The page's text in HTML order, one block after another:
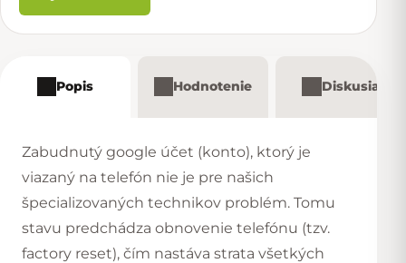
Popis Hodnotenie Diskusia
Zabudnutý google účet (konto), ktorý je
viazaný na telefón nie je pre našich
špecializovaných technikov problém. Tomu
stavu predchádza obnovenie telefónu (tzv.
factory reset), čím nastáva strata všetkých